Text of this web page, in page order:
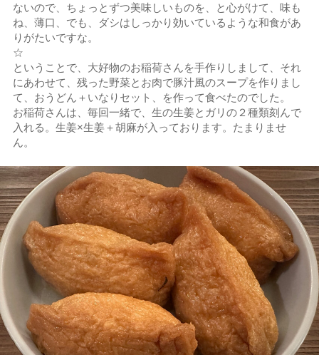
ないので、ちょっとずつ美味しいものを、と心がけて、味も
ね、薄口、でも、ダシはしっかり効いているような和食があ
りがたいですな。
☆
ということで、大好物のお稲荷さんを手作りしまして、それ
にあわせて、残った野菜とお肉で豚汁風のスープを作りまし
て、おうどん＋いなりセット、を作って食べたのでした。
お稲荷さんは、毎回一緒で、生の生姜とガリの２種類刻んで
入れる。生姜×生姜＋胡麻が入っております。たまりませ
ん。